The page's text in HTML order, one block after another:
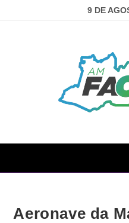
9 DE
Aeronave da